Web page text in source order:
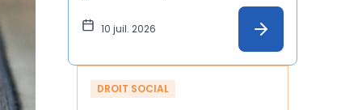
l'employeur
10 juil. 2026
DROIT SOCIAL